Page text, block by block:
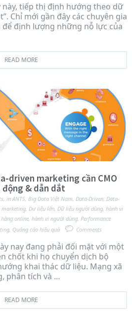
này, tiếp thị định hướng theo dữ
Chỉ mới gần đây các chuyên gia
định lượng những nỗ lực của
READ MORE
driven marketing cần CMO
động & dẫn dắt
in ANTS Big Data Việt Nam Data-Driven Data-
marketing Dư liệu lớn Dữ liệu người dùng hành vi
online hành vi người dùng Performance
Quảng cáo hiệu quả Comments
nay đang phải đối mặt với một
chốt khi họ chuyển dịch bộ
khai thác dữ liệu. Mạng xã
phân tích và …
READ MORE